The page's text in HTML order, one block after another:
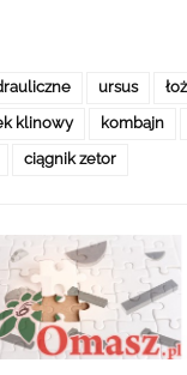
ursus
klinowy kombajn
ciągnik zetor